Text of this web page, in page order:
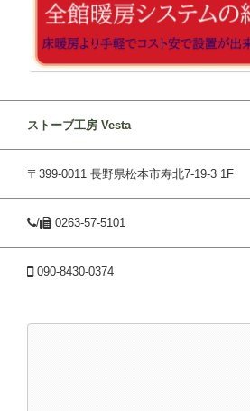
ストーブ工房 Vesta
〒399-0011 長野県松本市寿北7-19-3 1F
/ 0263-57-5101
090-8430-0374